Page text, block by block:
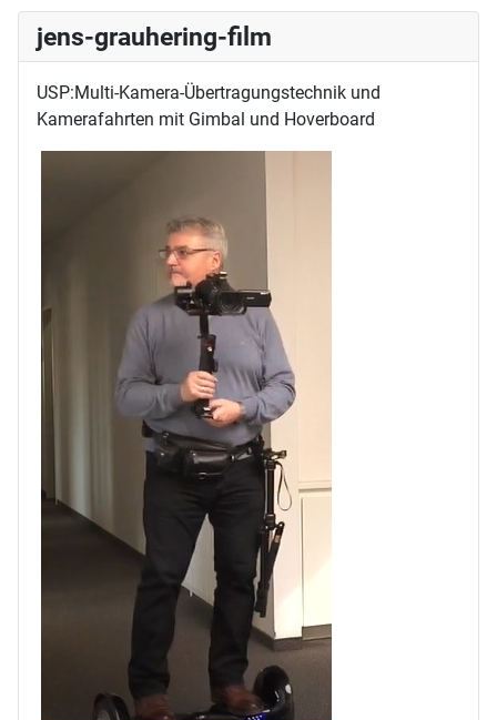
jens-grauhering-film
USP:Multi-Kamera-Übertragungstechnik und
Kamerafahrten mit Gimbal und Hoverboard